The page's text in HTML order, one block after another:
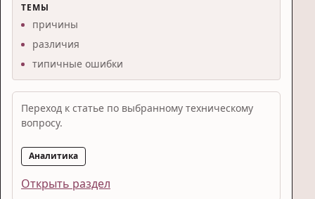
ТЕМЫ
причины
различия
типичные ошибки
Переход к статье по выбранному техническому
вопросу.
Аналитика
Открыть раздел